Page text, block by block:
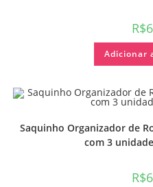
R$
Adicionar
Saquinho Organizador de
com 3
R$